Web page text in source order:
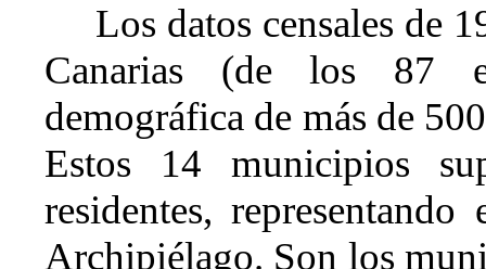
Los datos censales de
Canarias (de los 87
demográfica de más de
Estos 14 municipios
residentes,
Archipiélago. Son los